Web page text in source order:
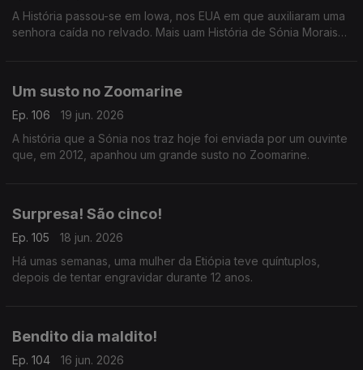
A História passou-se em Iowa, nos EUA em que auxiliaram uma
senhora caída no relvado. Mais uam História de Sónia Morais
Um susto no Zoomarine
Ep. 106
19 jun. 2026
A história que a Sónia nos traz hoje foi enviada por um ouvinte
que, em 2012, apanhou um grande susto no Zoomarine.
Surpresa! São cinco!
Ep. 105
18 jun. 2026
Há umas semanas, uma mulher da Etiópia teve quíntuplos,
depois de tentar engravidar durante 12 anos.
Bendito dia maldito!
Ep. 104
16 jun. 2026